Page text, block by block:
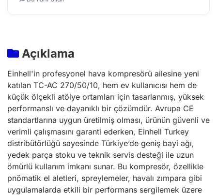
Açıklama
Einhell'in profesyonel hava kompresörü ailesine yeni
katılan TC-AC 270/50/10, hem ev kullanıcısı hem de
küçük ölçekli atölye ortamları için tasarlanmış, yüksek
performanslı ve dayanıklı bir çözümdür. Avrupa CE
standartlarına uygun üretilmiş olması, ürünün güvenli ve
verimli çalışmasını garanti ederken, Einhell Turkey
distribütörlüğü sayesinde Türkiye’de geniş bayi ağı,
yedek parça stoku ve teknik servis desteği ile uzun
ömürlü kullanım imkanı sunar. Bu kompresör, özellikle
pnömatik el aletleri, spreylemeler, havalı zımpara gibi
uygulamalarda etkili bir performans sergilemek üzere